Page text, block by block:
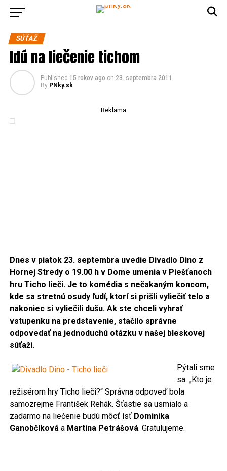
SÚŤAŽ
Idú na liečenie tichom
Published 15 rokov ago on 23. septembra 2011
By PNky.sk
Reklama
Dnes v piatok 23. septembra uvedie Divadlo Dino z
Hornej Stredy o 19.00 h v Dome umenia v Piešťanoch
hru Ticho lieči. Je to komédias nečakaným koncom,
kde sa stretnú osudy ľudí, ktorí si prišli vyliečiť telo a
nakoniec si vyliečili dušu. Ak ste chceli vyhrať
vstupenku na predstavenie, stačilo správne
odpovedať na jednoduchú otázku v našej bleskovej
súťaži.
Pýtali sme
sa: „Kto je
režisérom hry Ticho lieči?“ Správna odpoveď bola
samozrejme František Rehák. Šťastie sa usmialo a
zadarmo na liečenie budú môcť ísť Dominika
Ganobčíkováa Martina Petrášová. Gratulujeme.